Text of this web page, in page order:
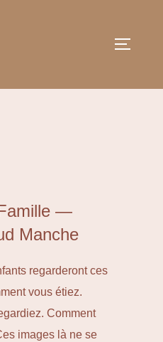
—
Manche
regarderont ces
vous étiez.
Comment
images là ne se